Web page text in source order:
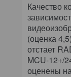
Качество
(оценка
отстает
MCU-12+/
оценены